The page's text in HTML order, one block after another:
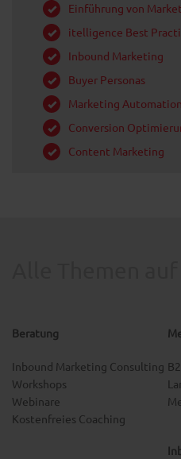
Einführung von
itelligence Best
Inbound Marketing
Buyer Personas
Marketing
Conversion
Content Marketing
Beratung
Inbound Marketing Consulting
Workshops
Webinare
Kostenfreies Coaching